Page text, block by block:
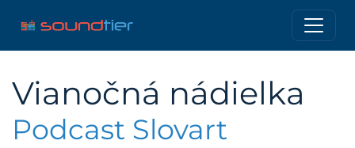
Vianočná nádielka
Podcast Slovart